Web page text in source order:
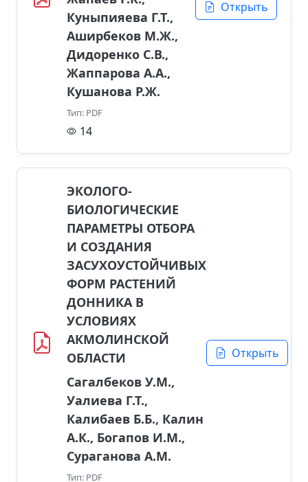
Куныпияева Г.Т.,
Аширбеков М.Ж.,
Дидоренко С.В.,
Жаппарова А.А.,
Кушанова Р.Ж.
Тип: PDF
14
Открыть
ЭКОЛОГО-
БИОЛОГИЧЕСКИЕ
ПАРАМЕТРЫ ОТБОРА
И СОЗДАНИЯ
ЗАСУХОУСТОЙЧИВЫХ
ФОРМ РАСТЕНИЙ
ДОННИКА В
УСЛОВИЯХ
АКМОЛИНСКОЙ
ОБЛАСТИ
Сагалбеков У.М.,
Уалиева Г.Т.,
Калибаев Б.Б., Калин
А.К., Богапов И.М.,
Сураганова А.М.
Тип: PDF
Открыть